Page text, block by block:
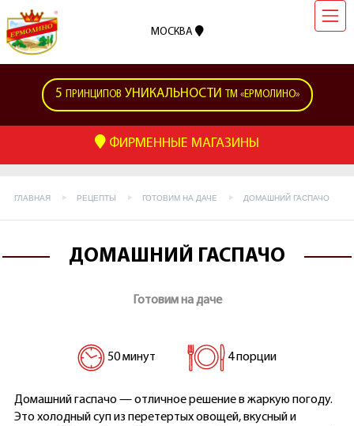
МОСКВА
5 ПРИНЦИПОВ УНИКАЛЬНОСТИ ТМ «ЕРМОЛИНО»
ФИРМЕННЫЕ МАГАЗИНЫ
ГЛАВНАЯ РЕЦЕПТЫ ГОТОВИМ НА ДАЧЕ ДОМАШНИЙ ГАСПАЧО
ДОМАШНИЙ ГАСПАЧО
Готовим на даче
50 минут 4 порции
Домашний гаспачо — отличное решение в жаркую погоду.
Это холодный суп из перетертых овощей, вкусный и